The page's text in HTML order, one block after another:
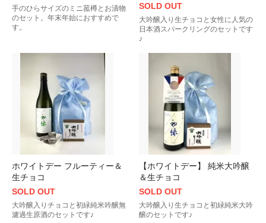
手のひらサイズのミニ菰樽とお漬物
のセット。年末年始におすすめで
す。
SOLD OUT
大吟醸入り生チョコと女性に人気の
日本酒スパークリングのセットです
♪
ホワイトデー フルーティー＆
生チョコ
SOLD OUT
大吟醸入りチョコと初緑純米吟醸無
濾過生原酒のセットです♪
【ホワイトデー】 純米大吟醸
＆生チョコ
SOLD OUT
大吟醸入り生チョコと初緑純米大吟
醸のセットです♪